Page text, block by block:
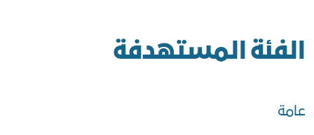
الفئة المستهدفة
عامة